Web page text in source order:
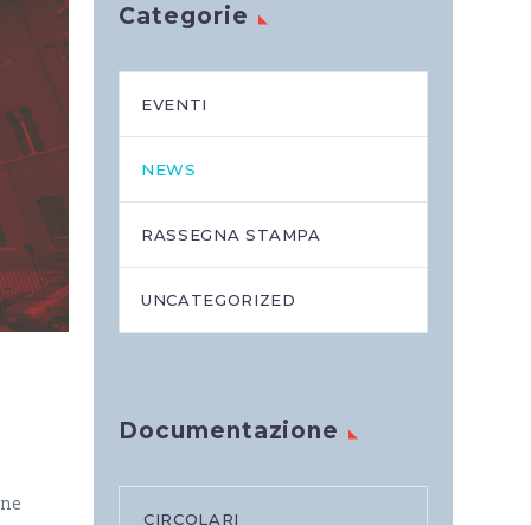
Categorie
EVENTI
NEWS
RASSEGNA STAMPA
UNCATEGORIZED
Documentazione
CIRCOLARI